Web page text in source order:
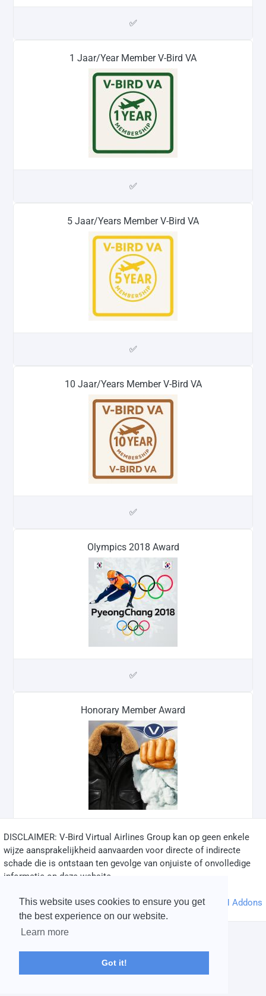
This website uses cookies to ensure you get
the best experience on our website.
Learn more
Got it!
✅
1 Jaar/Year Member V-Bird VA
✅
5 Jaar/Years Member V-Bird VA
✅
10 Jaar/Years Member V-Bird VA
✅
Olympics 2018 Award
✅
Honorary Member Award
✅
DISCLAIMER: V-Bird Virtual Airlines Group kan op geen enkele
wijze aansprakelijkheid aanvaarden voor directe of indirecte
schade die is ontstaan ten gevolge van onjuiste of onvolledige
informatie op deze website.
Powered byphpVMS&SPTheme DH Addons